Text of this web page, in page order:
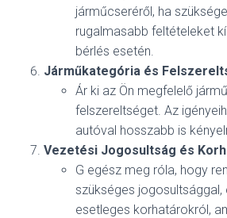
járműcseréről, ha
rugalmasabb feltételeket
bérlés esetén.
Járműkategória és
Ár ki az Ön megfelelő
felszereltséget. Az
autóval hosszabb is
Vezetési Jogosultság és
G egész meg róla, hogy
szükséges
esetleges korhatárokról,